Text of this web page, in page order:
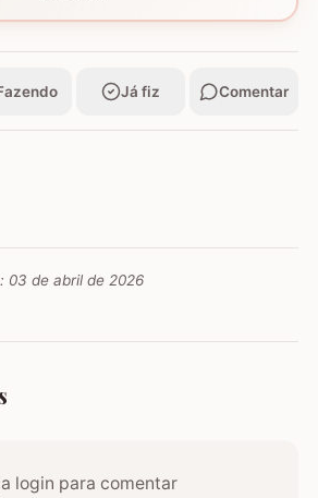
Já fiz Comentar
03 de abril de 2026
login para comentar